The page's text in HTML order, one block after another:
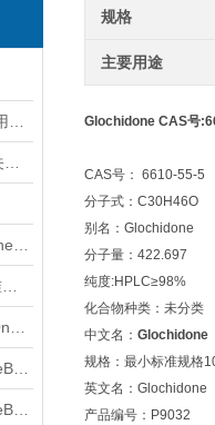
规格
主要用途
Glochidone CAS号
CAS号： 6610-55-5
分子式：C30H46O
别名：Glochidone
分子量：422.697
纯度:HPLC≥98%
化合物种类：未分类
中文名： Glochidone
规格：最小标准规格
英文名：Glochidone
产品编号：P9032